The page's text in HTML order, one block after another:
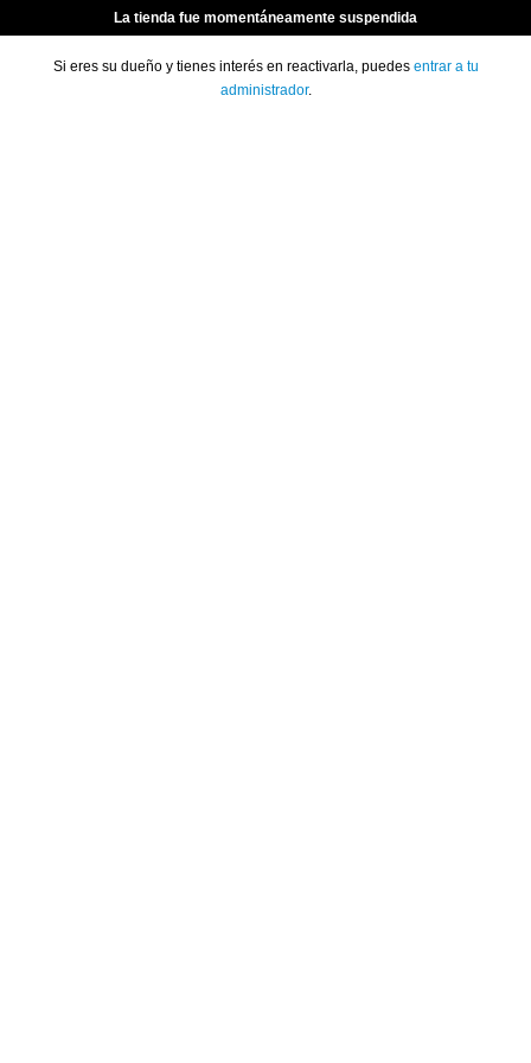
La tienda fue momentáneamente suspendida
Si eres su dueño y tienes interés en reactivarla, puedes entrar a tu
administrador.